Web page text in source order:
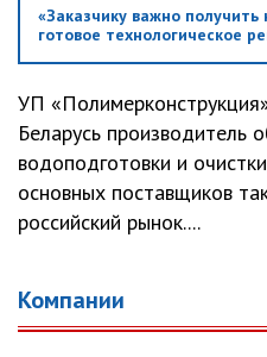
«Заказчику важно
готовое технологическое
УП
Беларусь производитель
водоподготовки и
основных поставщиков
российский рынок....
Компании